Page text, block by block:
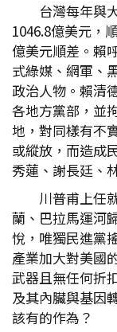
台灣每年與
1046.8億美元，
億美元順差。賴
式綠媒、網軍、
政治人物。賴清
各地方黨部，並
地，對同樣有不
或縱放，而造成
秀蓮、謝長廷、
川普甫上任
蘭、巴拉馬運河
悅，唯獨民進黨
產業加大對美國
武器且無任何折
及其內臟與基因
該有的作為？